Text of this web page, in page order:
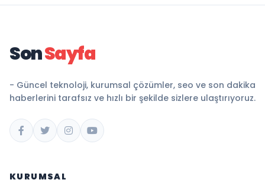
SonSayfa
- Güncel teknoloji, kurumsal çözümler, seo ve son dakika
haberlerini tarafsız ve hızlı bir şekilde sizlere ulaştırıyoruz.
KURUMSAL